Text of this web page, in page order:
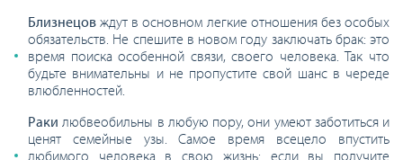
Близнецов ждут в основном легкие отношения без особых
обязательств. Не спешите в новом году заключать брак: это
время поиска особенной связи, своего человека. Так что
будьте внимательны и не пропустите свой шанс в череде
влюбленностей.
Раки любвеобильны в любую пору, они умеют заботиться и
ценят семейные узы. Самое время всецело впустить
любимого человека в свою жизнь: если вы получите